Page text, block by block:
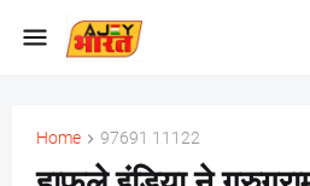
Home 97691 11122